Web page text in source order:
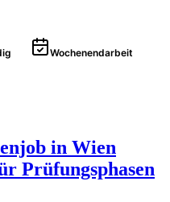
Wochenendarbeit
in Wien
Prüfungsphasen